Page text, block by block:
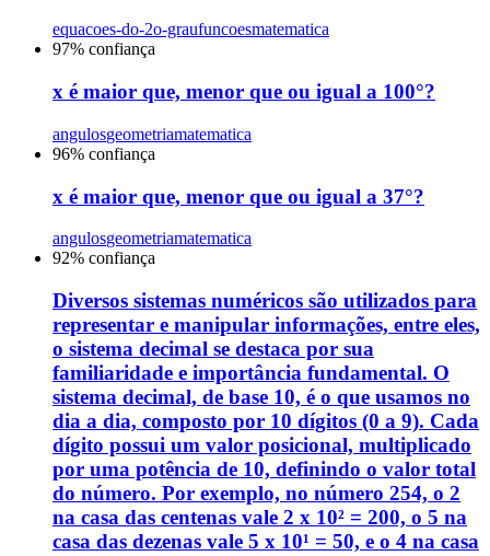
equacoes-do-2o-graufuncoesmatematica
97% confiança
x é maior que, menor que ou igual a 100°?
angulosgeometriamatematica
96% confiança
x é maior que, menor que ou igual a 37°?
angulosgeometriamatematica
92% confiança
Diversos sistemas numéricos são utilizados para
representar e manipular informações, entre eles,
o sistema decimal se destaca por sua
familiaridade e importância fundamental. O
sistema decimal, de base 10, é o que usamos no
dia a dia, composto por 10 dígitos (0 a 9). Cada
dígito possui um valor posicional, multiplicado
por uma potência de 10, definindo o valor total
do número. Por exemplo, no número 254, o 2
na casa das centenas vale 2 x 10² = 200, o 5 na
casa das dezenas vale 5 x 10¹ = 50, e o 4 na casa